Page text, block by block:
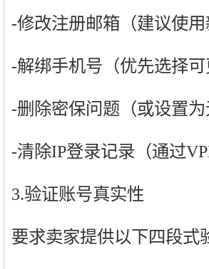
-修改注册邮箱（建议使用
-解绑手机号（优先选择
-删除密保问题（或设置为
-清除IP登录记录（通过
3.验证账号真实性
要求卖家提供以下四段式